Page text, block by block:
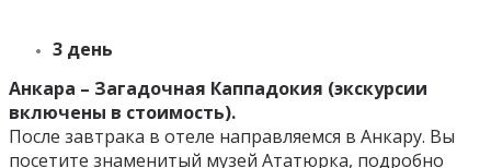
3 день
Анкара – Загадочная Каппадокия (экскурсии
включены в стоимость).
После завтрака в отеле направляемся в Анкару. Вы
посетите знаменитый музей Ататюрка, подробно